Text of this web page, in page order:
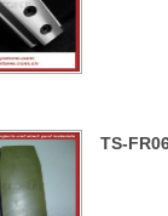
TS-